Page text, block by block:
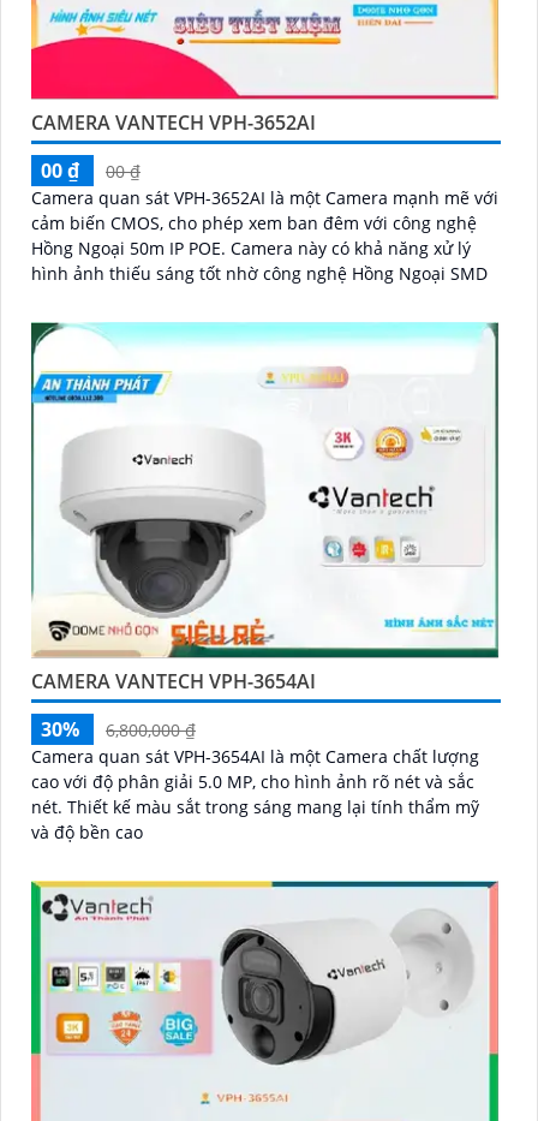
CAMERA VANTECH VPH-3652AI
00 ₫
00 ₫
Camera quan sát VPH-3652AI là một Camera mạnh mẽ với
cảm biến CMOS, cho phép xem ban đêm với công nghệ
Hồng Ngoại 50m IP POE. Camera này có khả năng xử lý
hình ảnh thiếu sáng tốt nhờ công nghệ Hồng Ngoại SMD
CAMERA VANTECH VPH-3654AI
30%
6,800,000 ₫
Camera quan sát VPH-3654AI là một Camera chất lượng
cao với độ phân giải 5.0 MP, cho hình ảnh rõ nét và sắc
nét. Thiết kế màu sắt trong sáng mang lại tính thẩm mỹ
và độ bền cao